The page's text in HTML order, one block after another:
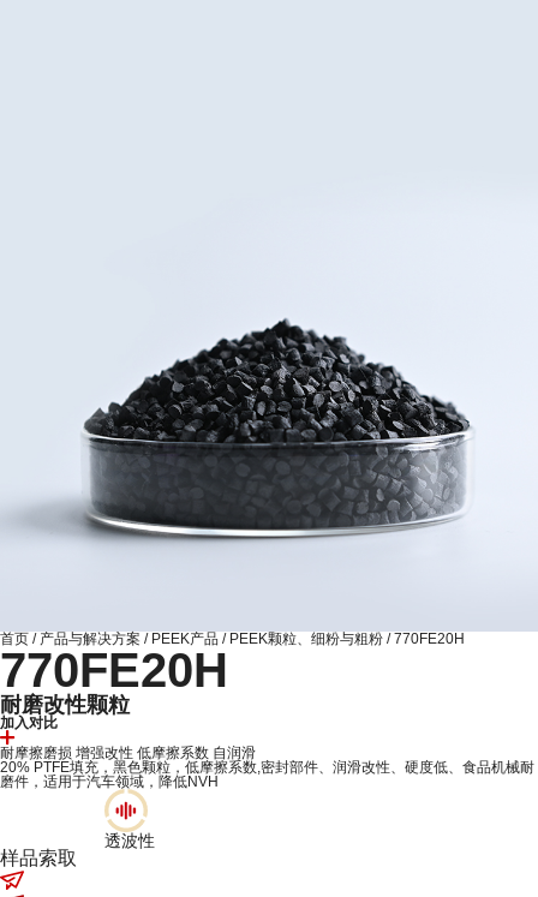
首页 / 产品与解决方案 / PEEK产品 / PEEK颗粒、细粉与粗粉 /770FE20H
770FE20H
耐磨改性颗粒
加入对比
耐摩擦磨损 增强改性 低摩擦系数 自润滑
20% PTFE填充，黑色颗粒，低摩擦系数,密封部件、润滑改性、硬度低、食品机械耐
磨件，适用于汽车领域，降低NVH
样品索取